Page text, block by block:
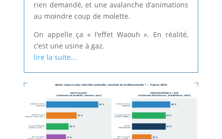
rien demandé, et une avalanche d’animations
au moindre coup de molette.
On appelle ça « l’effet Waouh ». En réalité,
c’est une usine à gaz.
lire la suite...